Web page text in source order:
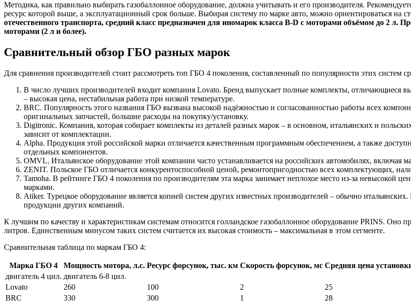
Методика, как правильно выбирать газобаллонное оборудование, должна учитывать и его производителя.
ресурс которой выше, а эксплуатационный срок больше. Выбирая систему по марке авто, можно ориентироваться на
отечественного транспорта, средний класс предназначен для иномарок класса B-D с моторами объёмом до 2
моторами (2 л и более).
Сравнительный обзор ГБО разных марок
Для сравнения производителей стоит рассмотреть топ ГБО 4 поколения, составленный по популярности этих систем
В число лучших производителей входит компания Lovato. Бренд выпускает полные комплекты, отличающиеся
– высокая цена, нестабильная работа при низкой температуре.
BRC. Популярность этого названия ГБО вызвана высокой надёжностью и согласованностью работы всех
оригинальных запчастей, большие расходы на покупку/установку.
Digitronic. Компания, которая собирает комплекты из деталей разных марок – в основном, итальянских и
зависит от комплектации.
Alpha. Продукция этой российской марки отличается качественным программным обеспечением, а также
отдельных компонентов.
OMVL. Итальянское оборудование этой компании часто устанавливается на российских автомобилях, включая
ZENIT. Польское ГБО отличается конкурентоспособной ценой, ремонтопригодностью всех комплектующих,
Tamoha. В рейтинге ГБО 4 поколения по производителям эта марка занимает неплохое место из-за невысокой
марками.
Atiker. Турецкое оборудование является копией систем других известных производителей – обычно
продукции других компаний.
К лучшим по качеству и характеристикам системам относится голландское газобаллонное оборудование PRINS. Оно
литров. Единственным минусом таких систем считается их высокая стоимость – максимальная в этом сегменте.
Сравнительная таблица по маркам ГБО 4:
Марка ГБО 4 Мощность мотора, л.с. Ресурс форсунок, тыс. км Скорость форсунок, мс Средняя цена
двигатель 4 цил. двигатель 6-8 цил.
Lovato
260 100 2 25
BRC
330 300 1 28